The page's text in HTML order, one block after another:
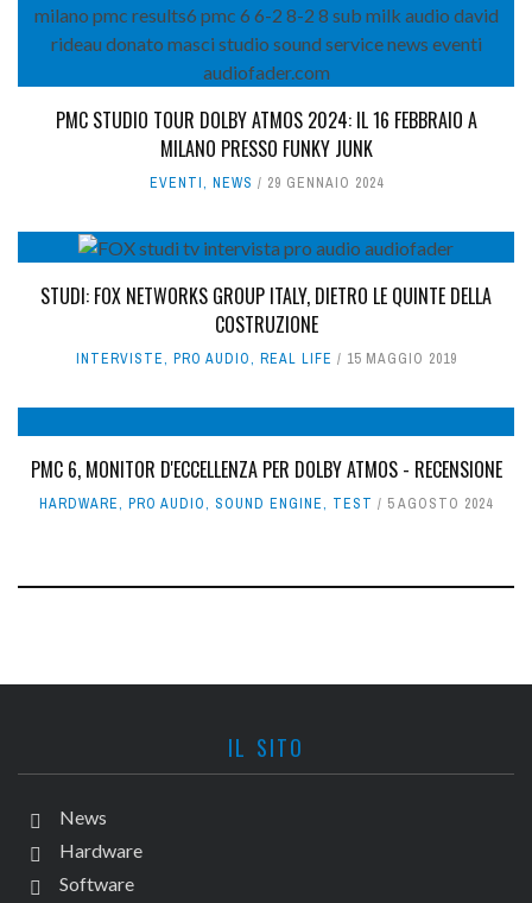
PMC STUDIO TOUR DOLBY ATMOS 2024: IL 16 FEBBRAIO A
MILANO PRESSO FUNKY JUNK
EVENTI, NEWS 29 GENNAIO 2024
STUDI: FOX NETWORKS GROUP ITALY, DIETRO LE QUINTE DELLA
COSTRUZIONE
INTERVISTE, PRO AUDIO, REAL LIFE 15 MAGGIO 2019
PMC 6, MONITOR D'ECCELLENZA PER DOLBY ATMOS - RECENSIONE
HARDWARE, PRO AUDIO, SOUND ENGINE, TEST 5 AGOSTO 2024
IL SITO
News
Hardware
Software